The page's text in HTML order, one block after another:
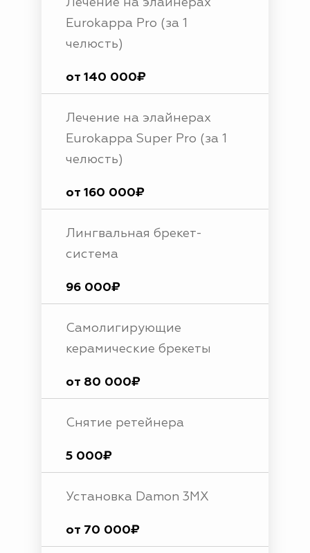
Лечение на элайнерах
Eurokappa Pro (за 1
челюсть)
от 140 000₽
Лечение на элайнерах
Eurokappa Super Pro (за 1
челюсть)
от 160 000₽
Лингвальная брекет-
система
96 000₽
Самолигирующие
керамические брекеты
от 80 000₽
Снятие ретейнера
5 000₽
Установка Damon 3MX
от 70 000₽